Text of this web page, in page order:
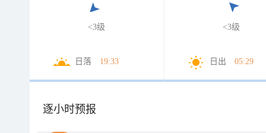
<3级
日落 19:33
<3级
日出 05:29
逐小时预报